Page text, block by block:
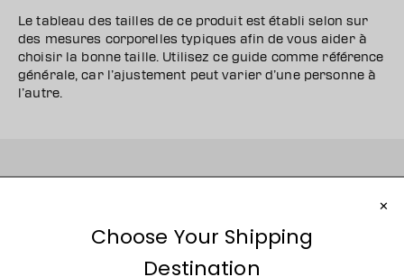
Le tableau des tailles de ce produit est établi selon sur
des mesures corporelles typiques afin de vous aider à
choisir la bonne taille. Utilisez ce guide comme référence
générale, car l’ajustement peut varier d’une personne à
l’autre.
plus encore!